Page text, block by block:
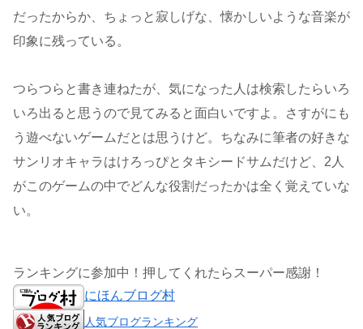
だったからか、ちょっと寂しげな、懐かしいような音楽が
印象に残っている。
つらつらと書き連ねたが、気になった人は検索したらいろ
いろ出ると思うので見てみると面白いですよ。さすがにも
う遊べないゲームだとは思うけど。ちなみに筆者の好きな
サンリオキャラはけろっぴとタキシードサムだけど、2人
がこのゲームの中でどんな役割だったかは全く覚えていな
い。
ランキングに参加中！押してくれたらスーパー感謝！
にほんブログ村
人気ブログランキング